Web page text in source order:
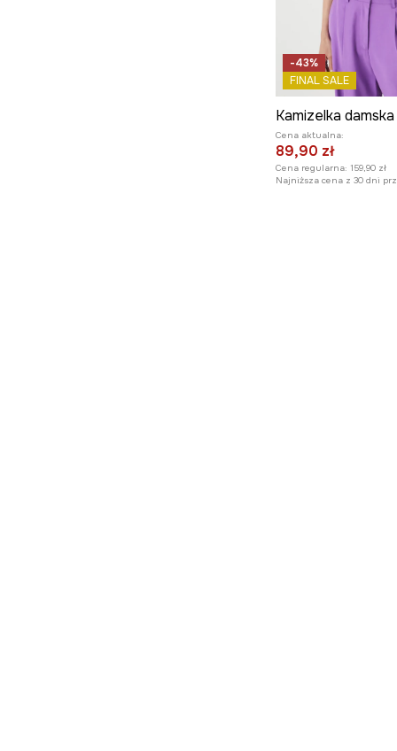
-43%
FINAL SALE
Kamizelka damska
Cena aktualna:
89,90 zł
Cena regularna: 159,90 zł
Najniższa cena z 30 dni